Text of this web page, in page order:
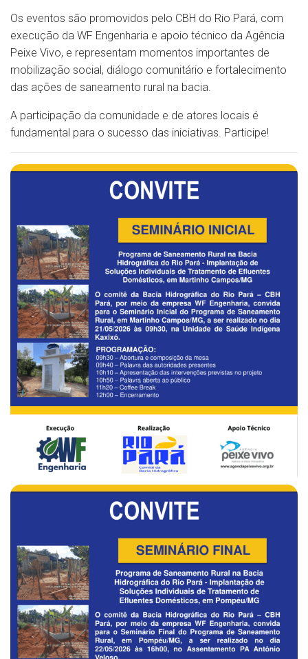
Os eventos são promovidos pelo CBH do Rio Pará, com
execução da WF Engenharia e apoio técnico da Agência
Peixe Vivo, e representam momentos importantes de
mobilização social, diálogo comunitário e fortalecimento
das ações de saneamento rural na bacia.
A participação da comunidade e de atores locais é
fundamental para o sucesso das iniciativas. Participe!